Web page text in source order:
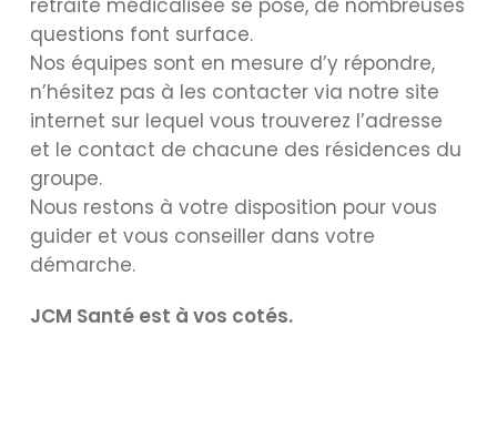
retraite médicalisée se pose, de nombreuses
questions font surface.
Nos équipes sont en mesure d’y répondre,
n’hésitez pas à les contacter via notre site
internet sur lequel vous trouverez l’adresse
et le contact de chacune des résidences du
groupe.
Nous restons à votre disposition pour vous
guider et vous conseiller dans votre
démarche.
JCM Santé est à vos cotés.